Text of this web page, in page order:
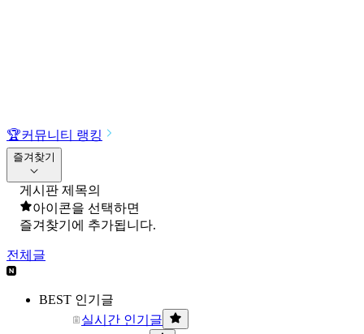
🏆커뮤니티 랭킹
즐겨찾기
게시판 제목의
아이콘을 선택하면
즐겨찾기에 추가됩니다.
전체글
BEST 인기글
실시간 인기글